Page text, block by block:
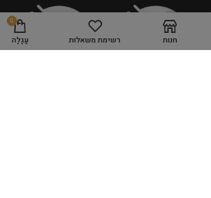
חנות רשימת משאלות
0
עֲגָלָה